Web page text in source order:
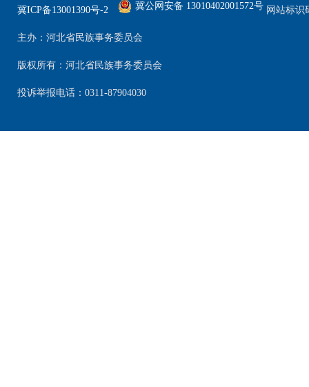
冀ICP备13001390号-2 冀公网安备 13010402001572号 网站标识
主办：河北省民族事务委员会
版权所有：河北省民族事务委员会
投诉举报电话：0311-87904030